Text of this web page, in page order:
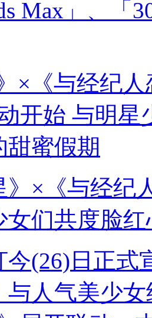
Max」、
》×《与经
女们共度脸
今(26)日正式
与人气美少